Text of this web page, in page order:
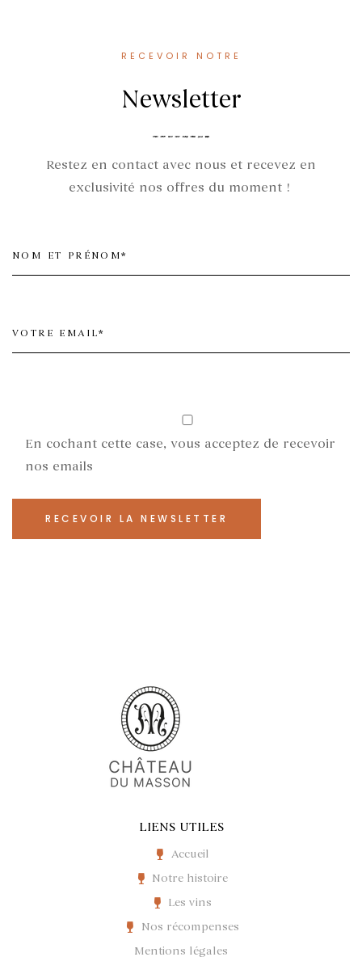
RECEVOIR NOTRE
Newsletter
Restez en contact avec nous et recevez en
exclusivité nos offres du moment !
En cochant cette case, vous acceptez de recevoir
nos emails
LIENS UTILES
Accueil
Notre histoire
Les vins
Nos récompenses
Mentions légales